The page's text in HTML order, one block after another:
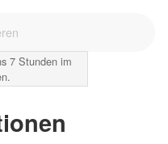
7 Stunden im